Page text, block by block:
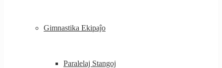
Gimnastika Ekipaĵo
Paralelaj Stangoj